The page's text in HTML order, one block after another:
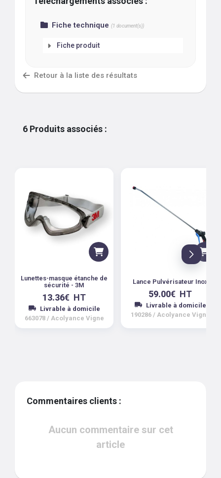
Fiche technique (1 document(s))
Fiche produit
Retour à la liste des résultats
6 Produits associés :
Lunettes-masque étanche de
sécurité - 3M
13.36€ HT
Livrable à domicile
663078 / Acolyance Vigne
Lance Pulvérisateur Inox
59.00€ HT
Livrable à domicile
190286 / Acolyance Vigne
Commentaires clients :
Aucun commentaire sur cet
article